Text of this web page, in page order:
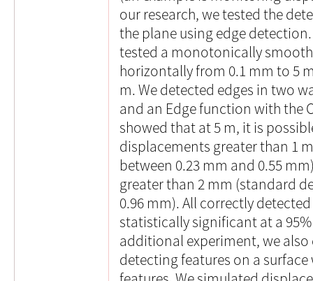
our research, we tested the
the plane using edge detection.
tested a monotonically
horizontally from 0.1 mm to 5
m. We detected edges in two
and an Edge function with the
showed that at 5 m, it is
displacements greater than 1
between 0.23 mm and 0.55
greater than 2 mm (standard
0.96 mm). All correctly
statistically significant at a
additional experiment, we
detecting features on a